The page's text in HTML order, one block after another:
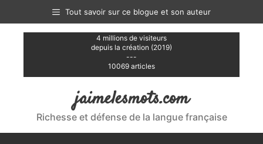
contenu
Tout savoir sur ce blogue et son auteur
4 millions de visiteurs
depuis la création (2019)
---
10069 articles
jaimelesmots.com
Richesse et défense de la langue française